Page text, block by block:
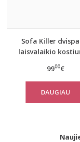
Sofa Killer
laisvalaikio
9900€
DAUGIAU